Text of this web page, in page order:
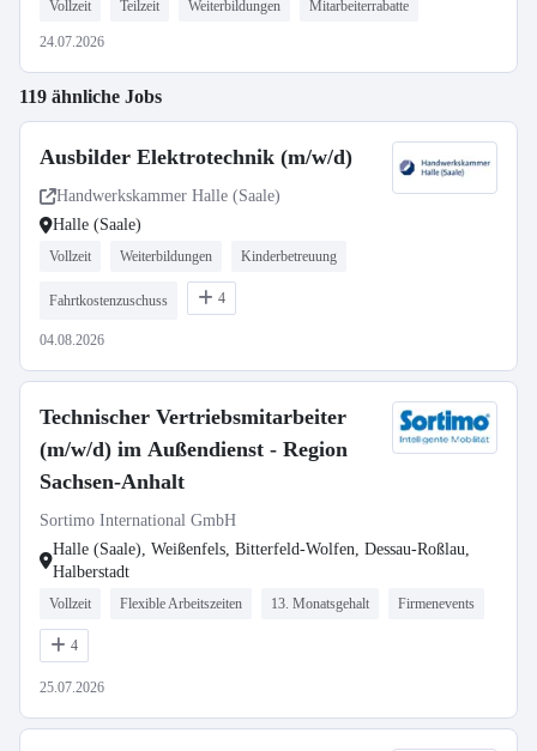
Vollzeit Teilzeit Weiterbildungen Mitarbeiterrabatte
24.07.2026
119 ähnliche Jobs
Ausbilder Elektrotechnik (m/w/d)
Handwerkskammer Halle (Saale)
Halle (Saale)
Vollzeit Weiterbildungen Kinderbetreuung
Fahrtkostenzuschuss 4
04.08.2026
Technischer Vertriebsmitarbeiter
(m/w/d) im Außendienst - Region
Sachsen-Anhalt
Sortimo International GmbH
Halle (Saale), Weißenfels, Bitterfeld-Wolfen, Dessau-Roßlau,
Halberstadt
Vollzeit Flexible Arbeitszeiten 13. Monatsgehalt Firmenevents
4
25.07.2026